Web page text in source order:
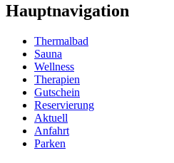
Hauptnavigation
Thermalbad
Sauna
Wellness
Therapien
Gutschein
Reservierung
Aktuell
Anfahrt
Parken